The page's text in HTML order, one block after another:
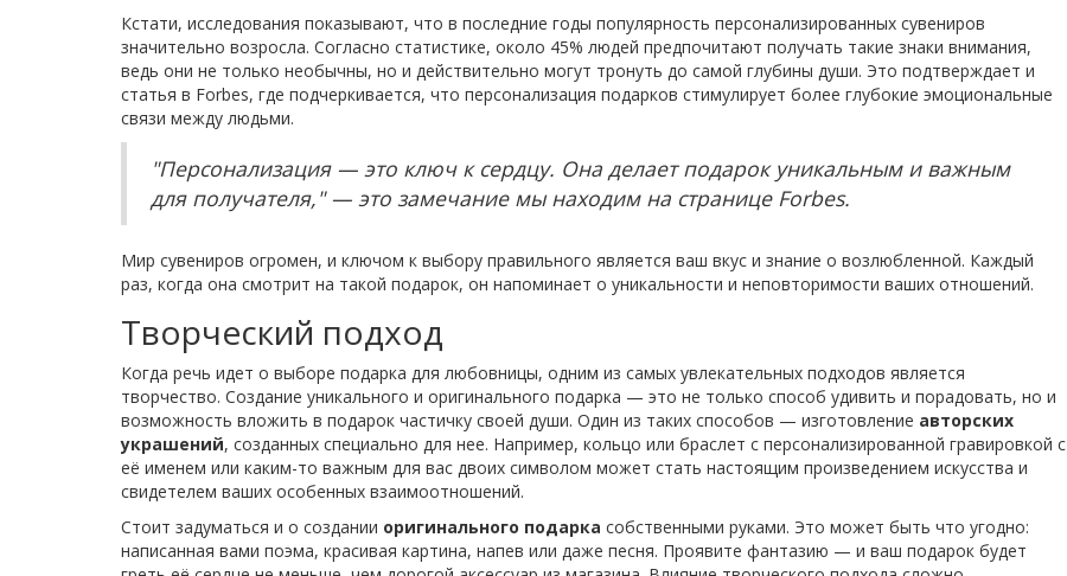
Кстати, исследования показывают, что в последние годы популярность персонализированных сувениров
значительно возросла. Согласно статистике, около 45% людей предпочитают получать такие знаки внимания,
ведь они не только необычны, но и действительно могут тронуть до самой глубины души. Это подтверждает и
статья в Forbes, где подчеркивается, что персонализация подарков стимулирует более глубокие эмоциональные
связи между людьми.
"Персонализация — это ключ к сердцу. Она делает подарок уникальным и важным
для получателя," — это замечание мы находим на странице Forbes.
Мир сувениров огромен, и ключом к выбору правильного является ваш вкус и знание о возлюбленной. Каждый
раз, когда она смотрит на такой подарок, он напоминает о уникальности и неповторимости ваших отношений.
Творческий подход
Когда речь идет о выборе подарка для любовницы, одним из самых увлекательных подходов является
творчество. Создание уникального и оригинального подарка — это не только способ удивить и порадовать, но и
возможность вложить в подарок частичку своей души. Один из таких способов — изготовление авторских
украшений, созданных специально для нее. Например, кольцо или браслет с персонализированной гравировкой с
её именем или каким-то важным для вас двоих символом может стать настоящим произведением искусства и
свидетелем ваших особенных взаимоотношений.
Стоит задуматься и о создании оригинального подарка собственными руками. Это может быть что угодно:
написанная вами поэма, красивая картина, напев или даже песня. Проявите фантазию — и ваш подарок будет